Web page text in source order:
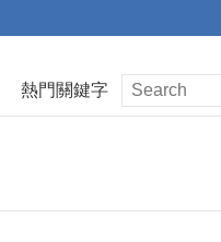
熱門關鍵字